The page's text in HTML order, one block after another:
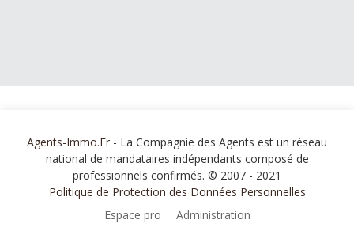
Agents-Immo.Fr - La Compagnie des Agents est un réseau
national de mandataires indépendants composé de
professionnels confirmés. © 2007 - 2021
Politique de Protection des Données Personnelles
Espace pro
Administration